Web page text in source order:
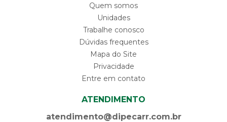
Quem somos
Unidades
Trabalhe conosco
Dúvidas frequentes
Mapa do Site
Privacidade
Entre em contato
ATENDIMENTO
atendimento@dipecarr.com.br